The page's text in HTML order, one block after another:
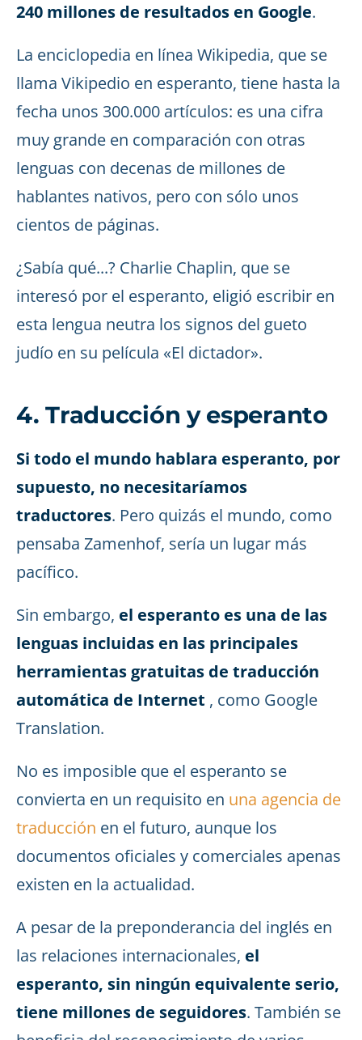
240 millones de resultados en Google.
La enciclopedia en línea Wikipedia, que se
llama Vikipedio en esperanto, tiene hasta la
fecha unos 300.000 artículos: es una cifra
muy grande en comparación con otras
lenguas con decenas de millones de
hablantes nativos, pero con sólo unos
cientos de páginas.
¿Sabía qué...? Charlie Chaplin, que se
interesó por el esperanto, eligió escribir en
esta lengua neutra los signos del gueto
judío en su película «El dictador».
4. Traducción y esperanto
Si todo el mundo hablara esperanto, por
supuesto, no necesitaríamos
traductores. Pero quizás el mundo, como
pensaba Zamenhof, sería un lugar más
pacífico.
Sin embargo, el esperanto es una de las
lenguas incluidas en las principales
herramientas gratuitas de traducción
automática de Internet , como Google
Translation.
No es imposible que el esperanto se
convierta en un requisito en una agencia de
traducción en el futuro, aunque los
documentos oficiales y comerciales apenas
existen en la actualidad.
A pesar de la preponderancia del inglés en
las relaciones internacionales, el
esperanto, sin ningún equivalente serio,
tiene millones de seguidores. También se